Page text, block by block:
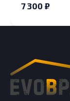
7 300 ₽